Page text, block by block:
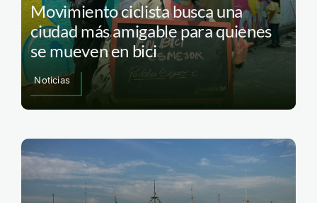
Movimiento ciclista busca una
ciudad más amigable para quienes
se mueven en bici
Noticias